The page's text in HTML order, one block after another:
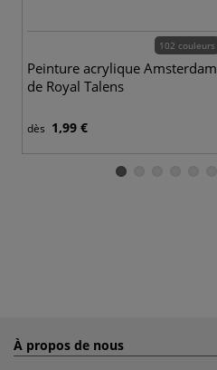
102 couleurs
Peinture acrylique Amsterdam
de Royal Talens
dès 1,99 €
À propos de nous